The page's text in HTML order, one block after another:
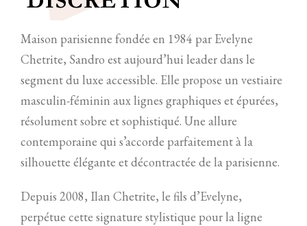
Maison parisienne fondée en 1984 par Evelyne
Chetrite, Sandro est aujourd’hui leader dans le
segment du luxe accessible. Elle propose un vestiaire
masculin-féminin aux lignes graphiques et épurées,
résolument sobre et sophistiqué. Une allure
contemporaine qui s’accorde parfaitement à la
silhouette élégante et décontractée de la parisienne.
Depuis 2008, Ilan Chetrite, le fils d’Evelyne,
perpétue cette signature stylistique pour la ligne